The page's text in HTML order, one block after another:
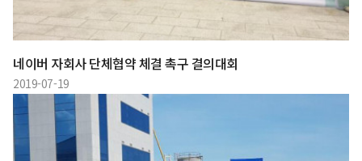
네이버 자회사 단체협약 체결 촉구 결의대회
2019-07-19